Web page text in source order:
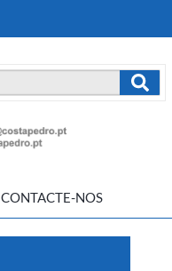
CONTACTE-NOS